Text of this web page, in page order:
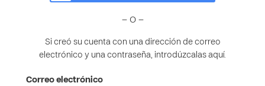
– O –
Si creó su cuenta con una dirección de correo
electrónico y una contraseña, introdúzcalas aquí.
Correo electrónico